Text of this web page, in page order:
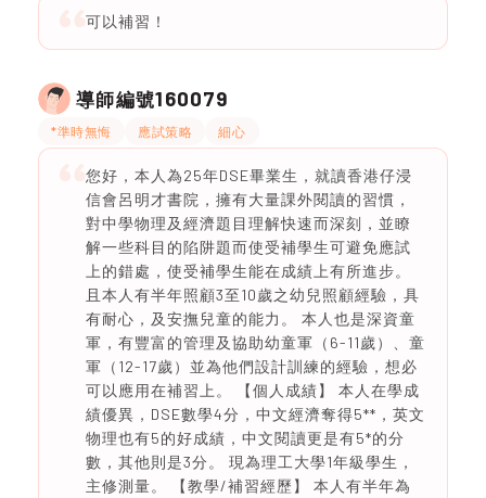
可以補習！
導師編號160079
*準時無悔 應試策略 細心
您好，本人為25年DSE畢業生，就讀香港仔浸
信會呂明才書院，擁有大量課外閱讀的習慣，
對中學物理及經濟題目理解快速而深刻，並瞭
解一些科目的陷阱題而使受補學生可避免應試
上的錯處，使受補學生能在成績上有所進步。
且本人有半年照顧3至10歲之幼兒照顧經驗，具
有耐心，及安撫兒童的能力。 本人也是深資童
軍，有豐富的管理及協助幼童軍（6-11歲）、童
軍（12-17歲）並為他們設計訓練的經驗，想必
可以應用在補習上。 【個人成績】 本人在學成
績優異，DSE數學4分，中文經濟奪得5**，英文
物理也有5的好成績，中文閱讀更是有5*的分
數，其他則是3分。 現為理工大學1年級學生，
主修測量。 【教學/補習經歷】 本人有半年為